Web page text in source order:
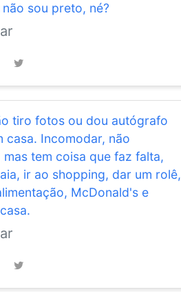
sou preto, né?
tiro fotos ou dou autógrafo
casa. Incomodar, não
mas tem coisa que faz falta,
ir ao shopping, dar um rolê,
McDonald's e